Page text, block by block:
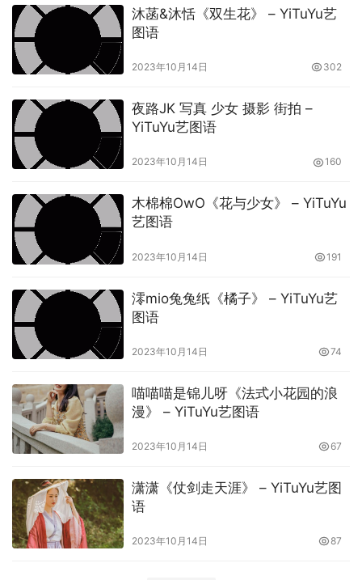
沐菡&沐恬《双生花》 – YiTuYu艺
图语
2023年10月14日 302
夜路JK 写真 少女 摄影 街拍 –
YiTuYu艺图语
2023年10月14日 160
木棉棉OwO《花与少女》 – YiTuYu
艺图语
2023年10月14日 191
澪mio兔兔纸《橘子》 – YiTuYu艺
图语
2023年10月14日 74
喵喵喵是锦儿呀《法式小花园的浪
漫》 – YiTuYu艺图语
2023年10月14日 67
潇潇《仗剑走天涯》 – YiTuYu艺图
语
2023年10月14日 87